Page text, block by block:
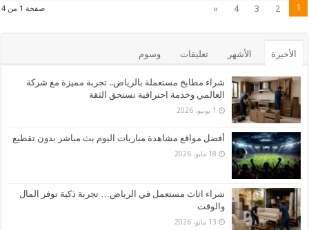
صفحة 1 من 4 1
2
3
4
»
الأخيرة الأشهر تعليقات وسوم
شراء مطابخ مستعملة بالرياض.. تجربة مميزة مع شركة
العالمي وخدمة احترافية تستحق الثقة
1 يونيو، 2026
أفضل مواقع مشاهدة مباريات اليوم بث مباشر بدون تقطيع
18 مايو، 2026
شراء اثاث مستعمل في الرياض… تجربة ذكية توفر المال
والوقت
13 مايو، 2026